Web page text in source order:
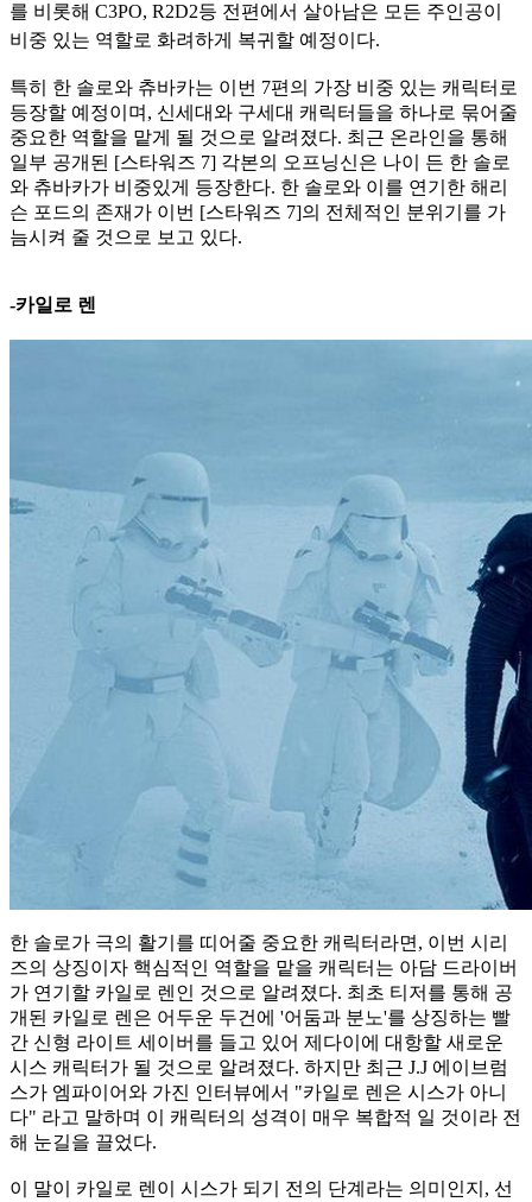
를 비롯해 C3PO, R2D2등 전편에서 살아남은 모든 주인공이
비중 있는 역할로 화려하게 복귀할 예정이다.
특히 한 솔로와 츄바카는 이번 7편의 가장 비중 있는 캐릭터로
등장할 예정이며, 신세대와 구세대 캐릭터들을 하나로 묶어줄
중요한 역할을 맡게 될 것으로 알려졌다. 최근 온라인을 통해
일부 공개된 [스타워즈 7] 각본의 오프닝신은 나이 든 한 솔로
와 츄바카가 비중있게 등장한다. 한 솔로와 이를 연기한 해리
슨 포드의 존재가 이번 [스타워즈 7]의 전체적인 분위기를 가
늠시켜 줄 것으로 보고 있다.
-카일로 렌
한 솔로가 극의 활기를 띠어줄 중요한 캐릭터라면, 이번 시리
즈의 상징이자 핵심적인 역할을 맡을 캐릭터는 아담 드라이버
가 연기할 카일로 렌인 것으로 알려졌다. 최초 티저를 통해 공
개된 카일로 렌은 어두운 두건에 '어둠과 분노'를 상징하는 빨
간 신형 라이트 세이버를 들고 있어 제다이에 대항할 새로운
시스 캐릭터가 될 것으로 알려졌다. 하지만 최근 J.J 에이브럼
스가 엠파이어와 가진 인터뷰에서 "카일로 렌은 시스가 아니
다" 라고 말하며 이 캐릭터의 성격이 매우 복합적 일 것이라 전
해 눈길을 끌었다.
이 말이 카일로 렌이 시스가 되기 전의 단계라는 의미인지, 선